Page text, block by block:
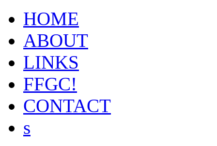
HOME
ABOUT
LINKS
FFGC!
CONTACT
s